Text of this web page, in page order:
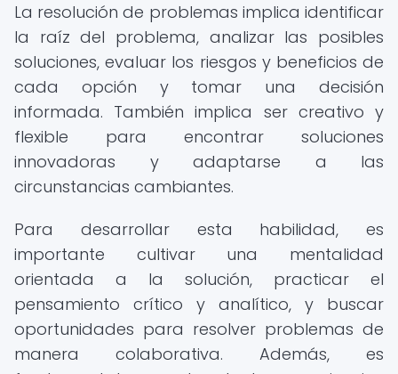
La resolución de problemas implica identificar
la raíz del problema, analizar las posibles
soluciones, evaluar los riesgos y beneficios de
cada opción y tomar una decisión
informada. También implica ser creativo y
flexible para encontrar soluciones
innovadoras y adaptarse a las
circunstancias cambiantes.
Para desarrollar esta habilidad, es
importante cultivar una mentalidad
orientada a la solución, practicar el
pensamiento crítico y analítico, y buscar
oportunidades para resolver problemas de
manera colaborativa. Además, es